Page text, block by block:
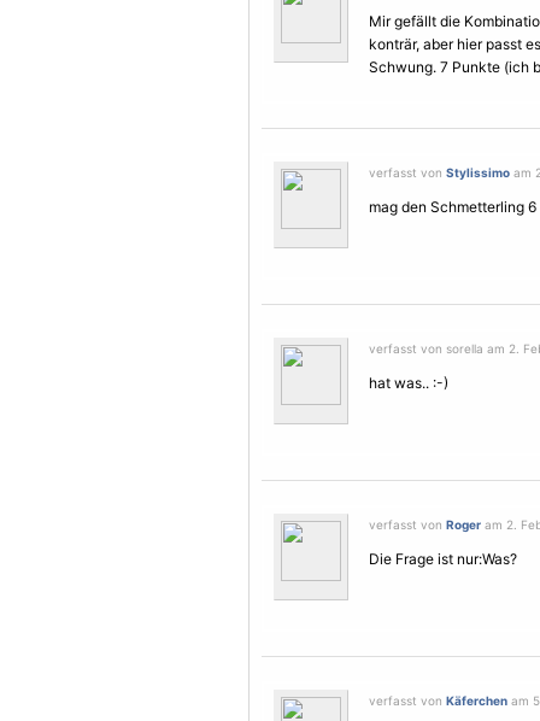
Mir gefällt die
konträr, aber hier passt
Schwung. 7 Punkte (ich
verfasst von Stylissimo am
mag den Schmetterling 6
verfasst von sorella am 2.
hat was.. :-)
verfasst von Roger am 2.
Die Frage ist nur:Was?
verfasst von Käferchen am